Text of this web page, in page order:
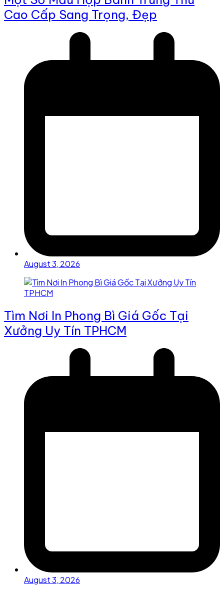
Cao Cấp Sang Trọng, Đẹp
August 3, 2026
Tìm Nơi In Phong Bì Giá Gốc Tại
Xưởng Uy Tín TPHCM
August 3, 2026